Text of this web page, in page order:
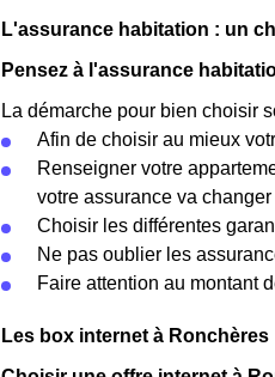
L'assurance habitation : un
Pensez à l'assurance
La démarche pour bien choisir
Afin de choisir au mieux
Renseigner votre
votre assurance va changer
Choisir les différentes
Ne pas oublier les
Faire attention au montant
Les box internet à Ronchères